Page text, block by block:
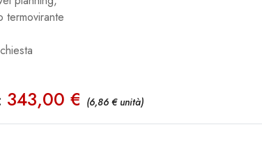
termovirante
343,00 € (6,86 € unità)